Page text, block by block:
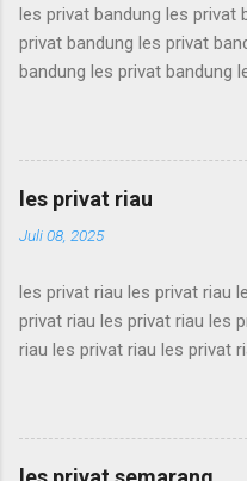
les privat bandung les privat
privat bandung les privat
bandung les privat bandung
bandung les privat
bandung les privat bandung
bandung les privat bandung
bandung les privat bandung
bandung les privat bandung
bandung les privat bandung
bandung les privat bandung
bandung les privat bandung
bandung les privat
bandung les privat bandung
bandung les privat bandung ...
les privat riau
Juli 08, 2025
les privat riau les privat riau
privat riau les privat riau les
riau les privat riau les privat
riau les privat riau les privat
privat riau les privat riau les
riau les privat riau les privat